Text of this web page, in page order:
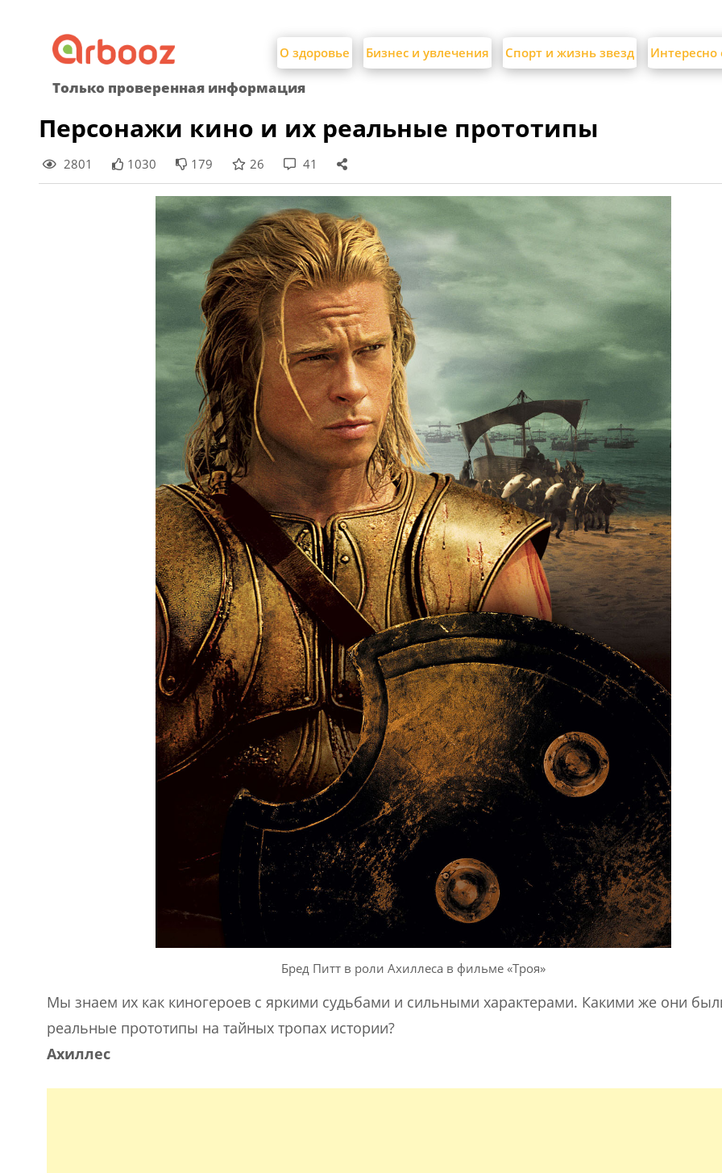
content
О здоровье Бизнес и увлечения Спорт и жизнь звезд
Только проверенная информация
Персонажи кино и их реальные прототипы
2801 1030 179 26 41
Бред Питт в роли Ахиллеса в фильме «Троя»
Мы знаем их как киногероев с яркими судьбами и сильными характерами. Какими же они
реальные прототипы на тайных тропах истории?
Ахиллес